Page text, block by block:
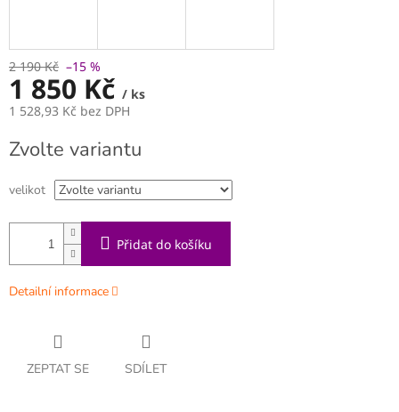
2 190 Kč –15 %
1 850 Kč / ks
1 528,93 Kč bez DPH
cena:
Zvolte variantu
velikot
Přidat do košíku
Detailní informace
ZEPTAT SE SDÍLET